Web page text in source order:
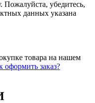
Пожалуйста, убедитесь,
данных указана
товара на нашем
оформить заказ?